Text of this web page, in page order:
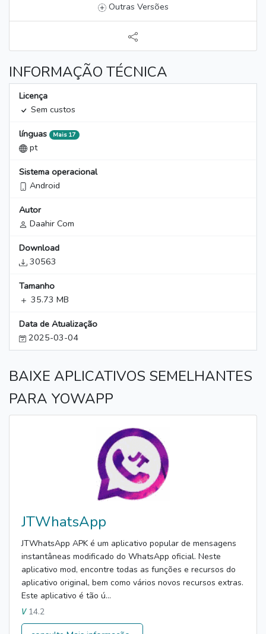
Outras Versões
INFORMAÇÃO TÉCNICA
Licença
Sem custos
línguas Mais 17
pt
Sistema operacional
Android
Autor
Daahir Com
Download
30563
Tamanho
35.73 MB
Data de Atualização
2025-03-04
BAIXE APLICATIVOS SEMELHANTES
PARA YOWAPP
JTWhatsApp
JTWhatsApp APK é um aplicativo popular de mensagens
instantâneas modificado do WhatsApp oficial. Neste
aplicativo mod, encontre todas as funções e recursos do
aplicativo original, bem como vários novos recursos extras.
Este aplicativo é tão ú...
V14.2